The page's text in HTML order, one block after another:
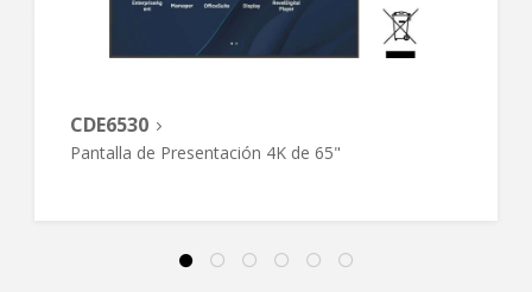
CDE6530
Pantalla de Presentación 4K de 65"